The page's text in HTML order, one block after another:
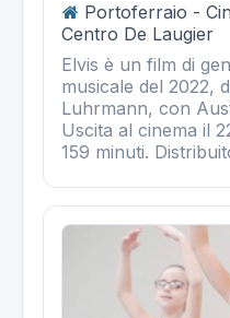
Portoferraio -
Centro De Laugier
Elvis è un film di
musicale del 2022,
Luhrmann, con
Uscita al cinema il
159 minuti.